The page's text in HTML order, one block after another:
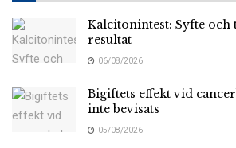
Kalcitonintest: Syfte och
resultat
06/08/2026
Bigiftets effekt vid
inte bevisats
05/08/2026